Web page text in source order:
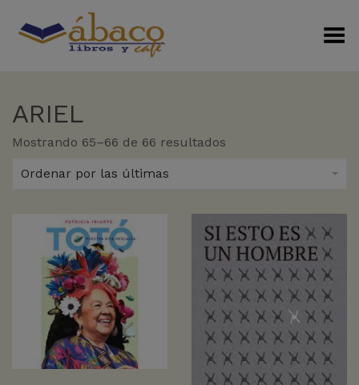
Menú Alterno
ARIEL
Mostrando 65–66 de 66 resultados
Ordenar por las últimas